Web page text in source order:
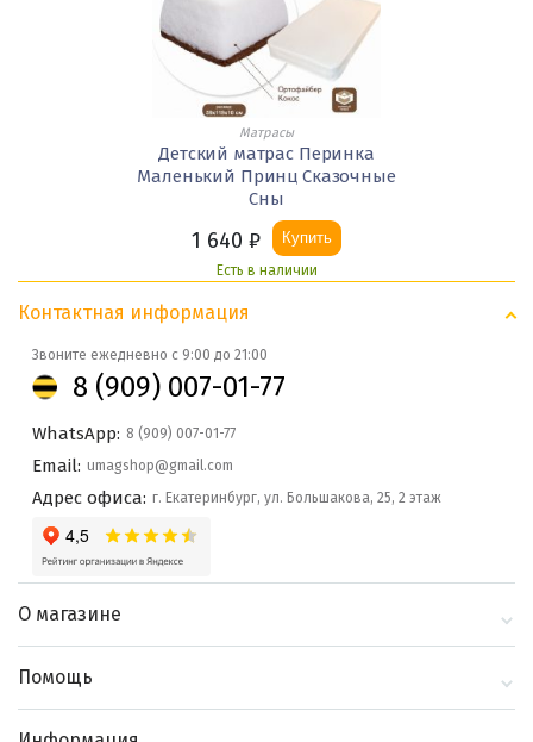
Матрасы
Детский матрас Перинка
Маленький Принц Сказочные
Сны
1 640 ₽ Купить
Есть в наличии
Контактная информация
Звоните ежедневно с 9:00 до 21:00
8 (909) 007-01-77
WhatsApp: 8 (909) 007-01-77
Email: umagshop@gmail.com
Адрес офиса: г. Екатеринбург, ул. Большакова, 25, 2 этаж
О магазине
Помощь